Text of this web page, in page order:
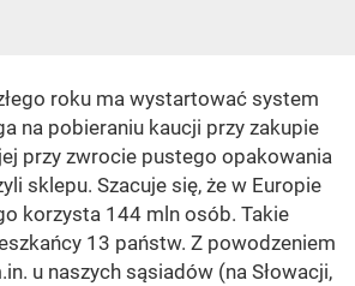
roku ma wystartować system
na pobieraniu kaucji przy zakupie
przy zwrocie pustego opakowania
sklepu. Szacuje się, że w Europie
korzysta 144 mln osób. Takie
13 państw. Z powodzeniem
u naszych sąsiadów (na Słowacji,